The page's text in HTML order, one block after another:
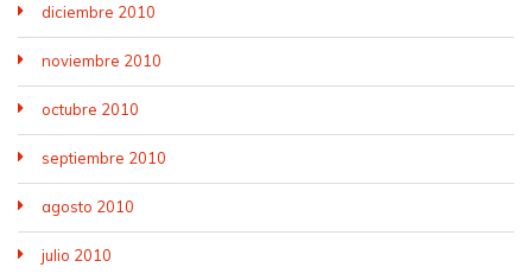
diciembre 2010
noviembre 2010
octubre 2010
septiembre 2010
agosto 2010
julio 2010